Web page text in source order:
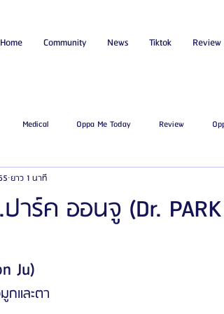
Home Community News Tiktok Review
Medical Oppa Me Today Review
ยกรรมเอท็อป
ศัลยกรรมนานะ
ร์ค ออนจู (Dr. PARK
ยาว 1 นาที
Ju)
กและตา